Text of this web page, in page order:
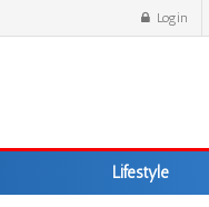
Login
Lifestyle